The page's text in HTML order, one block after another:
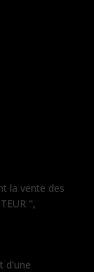
la vente des
",
d'une